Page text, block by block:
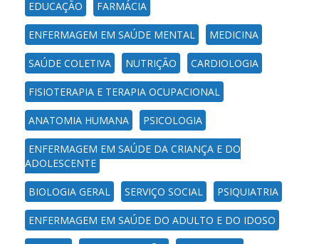
EDUCAÇÃO FARMÁCIA
ENFERMAGEM EM SAÚDE MENTAL MEDICINA
SAÚDE COLETIVA NUTRIÇÃO CARDIOLOGIA
FISIOTERAPIA E TERAPIA OCUPACIONAL
ANATOMIA HUMANA PSICOLOGIA
ENFERMAGEM EM SAÚDE DA CRIANÇA E DO
ADOLESCENTE
BIOLOGIA GERAL SERVIÇO SOCIAL PSIQUIATRIA
ENFERMAGEM EM SAÚDE DO ADULTO E DO IDOSO